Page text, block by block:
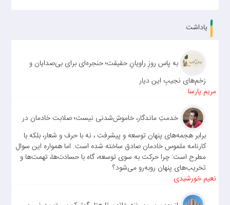
یاداشت
به پاس روزِ راویانِ حقیقت؛ حنجره‌ای برای بی‌صدایان و
زخم‌های نجیبِ این دیار
مریم پارسا
خدمتِ ماندگار، خاموش‌شدنی نیست؛ صلابت خادمان در
برابر هجمه‌های پنهان توسعه و پیشرفت ، نه با حرف و شعار، بلکه با
کارنامه ملموس خادمان صادق ساخته شده است. اما همواره این سوال
مطرح است: چرا حرکت به سوی توسعه، گاه با حسادت‌ها، تهمت‌ها و
تخریب‌های پنهان روبه‌رو می‌شود؟
نعیم خورشیدی